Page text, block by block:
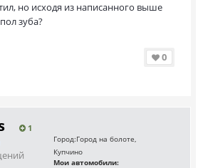
но исходя из написанного выше
зуба?
0
1
Город:Город на болоте,
Купчино
Мои автомобили: